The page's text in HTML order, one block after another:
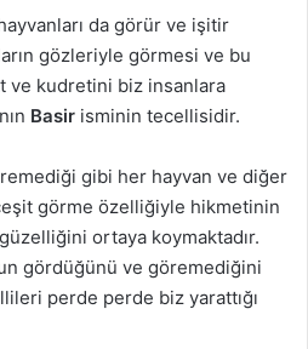
da görür ve işitir
gözleriyle görmesi ve bu
ve kudretini biz insanlara
Basir isminin tecellisidir.
gibi her hayvan ve diğer
görme özelliğiyle hikmetinin
ortaya koymaktadır.
gördüğünü ve göremediğini
perde perde biz yarattığı